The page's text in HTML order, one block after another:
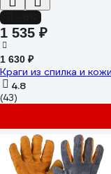
1 535 ₽
1 630 ₽
Краги из спилка и
4.8
(43)